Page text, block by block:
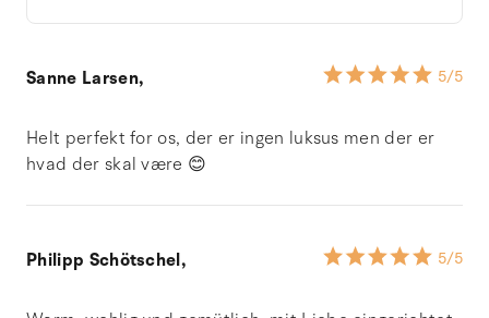
Sanne Larsen, 5/5
Helt perfekt for os, der er ingen luksus men der er
hvad der skal være 😊
Philipp Schötschel, 5/5